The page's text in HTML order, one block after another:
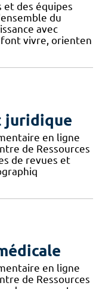
et des équipes
du
avec
vivre, orienten
juridique
en ligne
de Ressources
de revues et
en ligne
de Ressources